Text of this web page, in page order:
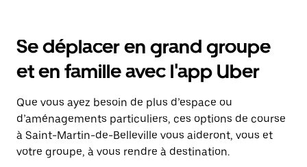
Se déplacer en grand groupe
et en famille avec l'app Uber
Que vous ayez besoin de plus d’espace ou
d’aménagements particuliers, ces options de course
à Saint-Martin-de-Belleville vous aideront, vous et
votre groupe, à vous rendre à destination.